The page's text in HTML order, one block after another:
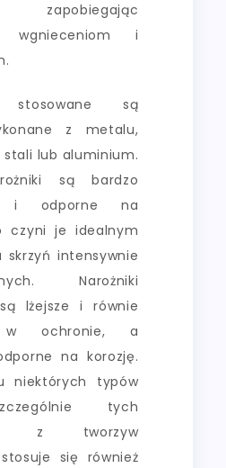
wgnieceniom i
stosowane są
z metalu,
stali lub aluminium.
są bardzo
i odporne na
czyni je idealnym
skrzyń intensywnie
Narożniki
lżejsze i równie
w ochronie, a
na korozję.
niektórych typów
tych
z tworzyw
się również